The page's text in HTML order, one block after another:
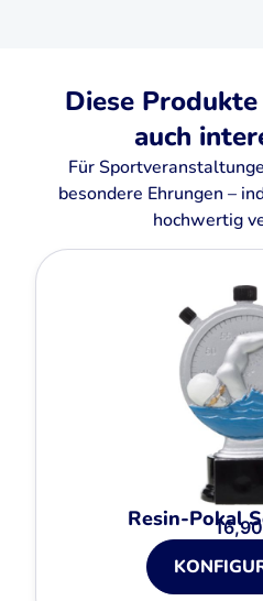
Diese
auch
Für
besondere Ehrungen –
hochwertig
Resin-Pokal